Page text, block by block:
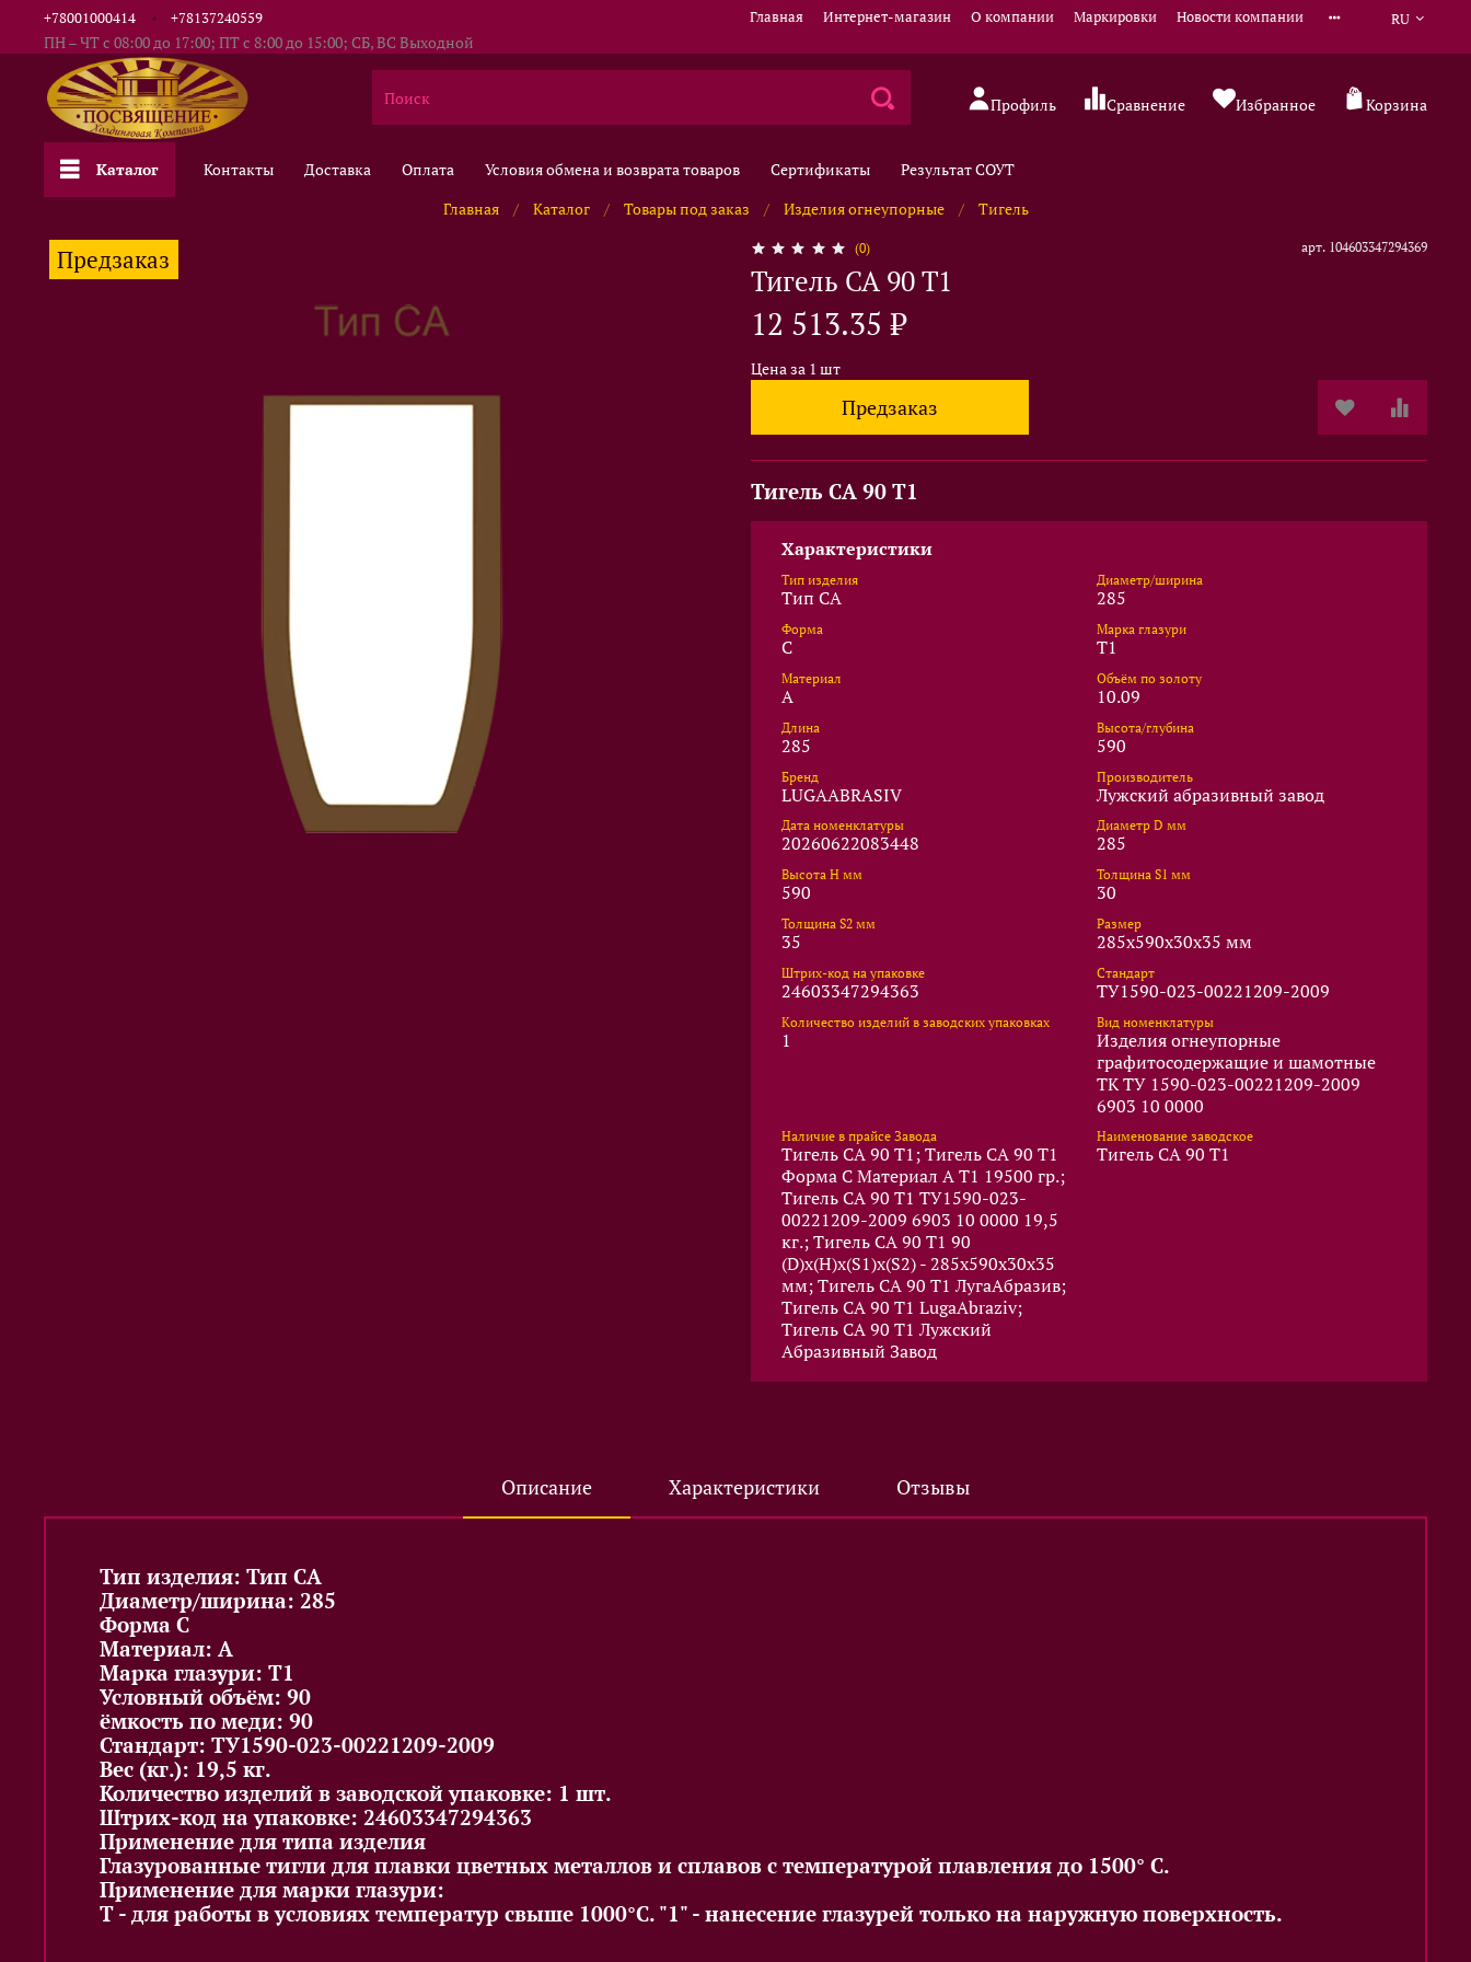
Главная Интернет-магазин О компании Маркировки Новости компании
ПН – ЧТ с 08:00 до 17:00; ПТ с 8:00 до 15:00; СБ, ВС Выходной
+78001000414 +78137240559 RU
Профиль Сравнение Избранное Корзина
Каталог Контакты Доставка Оплата Условия обмена и возврата товаров Сертификаты
Результат СОУТ
Главная
Каталог Товары под заказ Изделия огнеупорные Тигель
Предзаказ (0) арт. 104603347294369
Тигель CA 90 T1
12 513.35 ₽
Цена за 1 шт
Предзаказ
Тигель CA 90 T1
Характеристики
Тип изделия
Тип CA
Диаметр/ширина
285
Форма
C
Марка глазури
T1
Материал
A
Объём по золоту
10.09
Длина
285
Высота/глубина
590
Бренд
LUGAABRASIV
Производитель
Лужский абразивный завод
Дата номенклатуры
20260622083448
Диаметр D мм
285
Высота Н мм
590
Толщина S1 мм
30
Толщина S2 мм
35
Размер
285x590x30x35 мм
Штрих-код на упаковке
24603347294363
Стандарт
ТУ1590-023-00221209-2009
Количество изделий в заводских упаковках
1
Вид номенклатуры
Изделия огнеупорные
графитосодержащие и шамотные
ТК ТУ 1590-023-00221209-2009
6903 10 0000
Наличие в прайсе Завода
Тигель CA 90 T1; Тигель CA 90 T1
Форма C Материал A T1 19500 гр.;
Тигель CA 90 T1 ТУ1590-023-
00221209-2009 6903 10 0000 19,5
кг.; Тигель CA 90 T1 90
(D)x(Н)x(S1)x(S2) - 285x590x30x35
мм; Тигель CA 90 T1 ЛугаАбразив;
Тигель CA 90 T1 LugaAbraziv;
Тигель CA 90 T1 Лужский
Абразивный Завод
Наименование заводское
Тигель CA 90 T1
Описание Характеристики Отзывы
Тип изделия: Тип CA
Диаметр/ширина: 285
Форма C
Материал: A
Марка глазури: T1
Условный объём: 90
ёмкость по меди: 90
Стандарт: ТУ1590-023-00221209-2009
Вес (кг.): 19,5 кг.
Количество изделий в заводской упаковке: 1 шт.
Штрих-код на упаковке: 24603347294363
Применение для типа изделия
Глазурованные тигли для плавки цветных металлов и сплавов с температурой плавления до 1500° С.
Применение для марки глазури:
Т - для работы в условиях температур свыше 1000°С. "1" - нанесение глазурей только на наружную поверхность.